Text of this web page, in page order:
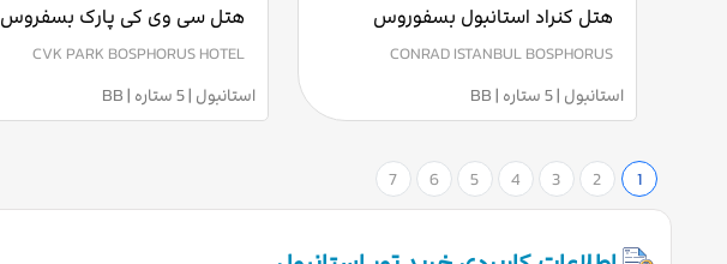
هتل کنراد استانبول بسفوروس
CONRAD ISTANBUL BOSPHORUS
استانبول | 5 ستاره | BB
هتل سی وی کی پارک بسفروس
CVK PARK BOSPHORUS HOTEL
استانبول | 5 ستاره | BB
1
2
3
4
5
6
7